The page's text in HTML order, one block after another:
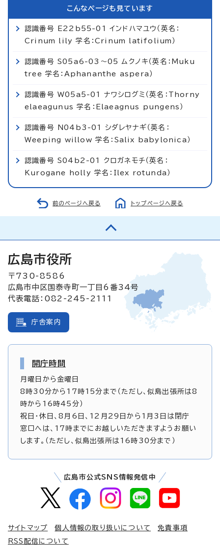
こんなページも見ています
認識番号 E22b55-01 インドハマユウ（英名：
Crinum lily 学名：Crinum latifolium）
認識番号 S05a6-03～05 ムクノキ（英名：Muku
tree 学名：Aphananthe aspera）
認識番号 W05a5-01 ナワシログミ（英名：Thorny
elaeagunus 学名：Elaeagnus pungens）
認識番号 N04b3-01 シダレヤナギ（英名：
Weeping willow 学名：Salix babylonica）
認識番号 S04b2-01 クロガネモチ（英名：
Kurogane holly 学名：Ilex rotunda）
前のページへ戻る トップページへ戻る
広島市役所
〒730-8586
広島市中区国泰寺町一丁目6番34号
代表電話：082-245-2111
庁舎案内
開庁時間
月曜日から金曜日
8時30分から17時15分まで（ただし、似島出張所は8
時から16時45分）
祝日・休日、8月6日、12月29日から1月3日は閉庁
窓口へは、17時までにお越しいただきますようお願い
します。（ただし、似島出張所は16時30分まで）
広島市公式SNS情報発信中
サイトマップ 個人情報の取り扱いについて
免責事項
RSS配信について